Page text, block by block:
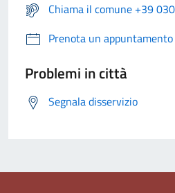
Chiama il comune +39
Prenota un appuntamento
Problemi in città
Segnala disservizio